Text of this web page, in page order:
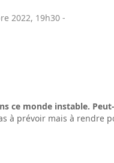
2022, 19h30 -
ce monde instable.
à prévoir mais à